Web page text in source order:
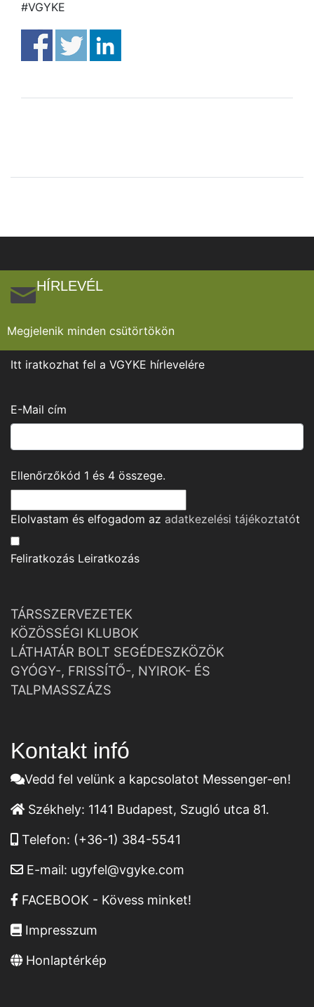
#VGYKE
HÍRLEVÉL
Megjelenik minden csütörtökön
Itt iratkozhat fel a VGYKE hírlevelére
E-Mail cím
Ellenőrzőkód 1 és 4 összege.
Elolvastam és elfogadom az adatkezelési tájékoztatót
Feliratkozás Leiratkozás
TÁRSSZERVEZETEK
KÖZÖSSÉGI KLUBOK
LÁTHATÁR BOLT SEGÉDESZKÖZÖK
GYÓGY-, FRISSÍTŐ-, NYIROK- ÉS
TALPMASSZÁZS
Kontakt infó
Vedd fel velünk a kapcsolatot Messenger-en!
Székhely: 1141 Budapest, Szugló utca 81.
Telefon: (+36-1) 384-5541
E-mail: ugyfel@vgyke.com
FACEBOOK - Kövess minket!
Impresszum
Honlaptérkép